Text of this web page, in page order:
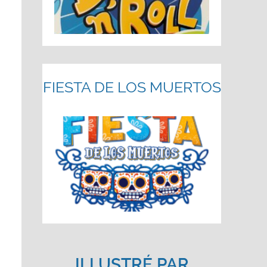
FIESTA DE LOS MUERTOS